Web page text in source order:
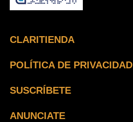
CLARITIENDA
POLÍTICA DE PRIVACIDAD
SUSCRÍBETE
ANUNCIATE